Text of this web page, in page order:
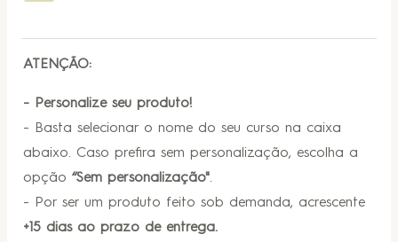
ATENÇÃO:
- Personalize seu produto!
- Basta selecionar o nome do seu curso na caixa
abaixo. Caso prefira sem personalização, escolha a
opção “Sem personalização".
- Por ser um produto feito sob demanda, acrescente
+15 dias ao prazo de entrega.